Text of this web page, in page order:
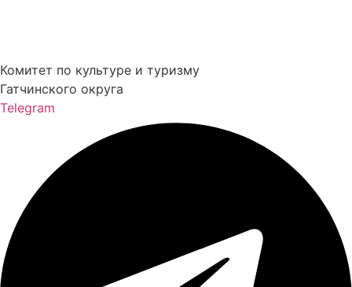
Комитет по культуре и туризму
Гатчинского округа
Telegram